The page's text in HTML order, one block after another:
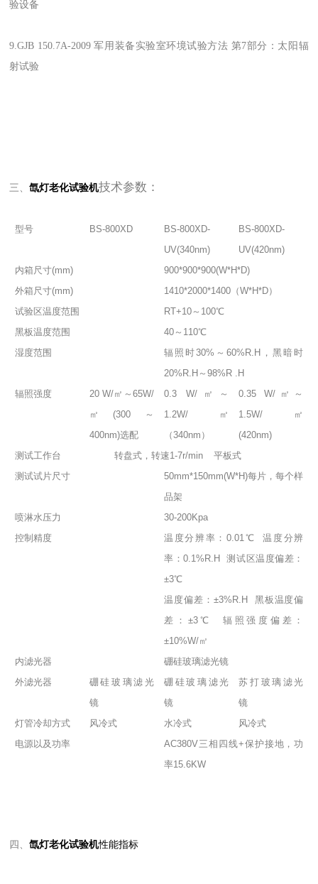
验设备
9.GJB 150.7A-2009 军用装备实验室环境试验方法 第7部分：太阳辐
射试验
三、氙灯老化试验机技术参数：
型号 BS-800XD
BS-800XD-
UV(340nm)
BS-800XD-
UV(420nm)
内箱尺寸(mm)
900*900*900(W*H*D)
外箱尺寸(mm)
1410*2000*1400（W*H*D）
试验区温度范围
RT+10～100℃
黑板温度范围
40～110℃
湿度范围
辐照时30%～60%R.H，黑暗时
20%R.H～98%R .H
辐照强度
20 W/㎡～65W/
㎡(300～
400nm)选配
0.3 W/㎡～
1.2W/㎡
（340nm）
0.35 W/㎡～
1.5W/㎡
(420nm)
测试工作台
转盘式，转速1-7r/min
平板式
测试试片尺寸
50mm*150mm(W*H)每片，每个样
品架
喷淋水压力
30-200Kpa
控制精度
温度分辨率：0.01℃ 温度分辨
率：0.1%R.H 测试区温度偏差：
±3℃
温度偏差：±3%R.H 黑板温度偏
差：±3℃ 辐照强度偏差：
±10%W/㎡
内滤光器
硼硅玻璃滤光镜
外滤光器
硼硅玻璃滤光
镜
硼硅玻璃滤光
镜
苏打玻璃滤光
镜
灯管冷却方式
风冷式 水冷式
风冷式
电源以及功率
AC380V三相四线+保护接地，功
率15.6KW
四、氙灯老化试验机性能指标